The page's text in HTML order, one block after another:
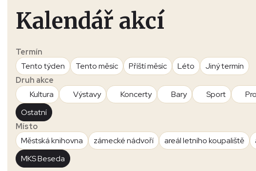
Kalendář akcí
Termín
Tento týden
Tento měsíc Příští měsíc Léto
Jiný termín
Druh akce
Kultura
Výstavy Koncerty Bary Sport
Ostatní
Místo
Městská knihovna
zámecké nádvoří areál letního koupaliště
MKS Beseda